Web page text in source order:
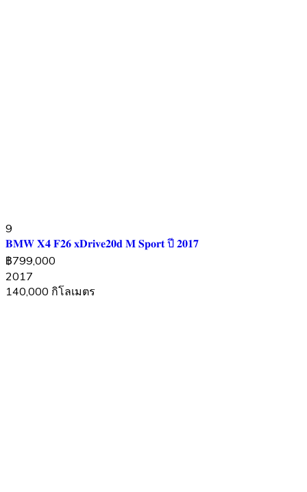
9
𝐁𝐌𝐖 𝐗𝟒 𝐅𝟐𝟔 𝐱𝐃𝐫𝐢𝐯𝐞𝟐𝟎𝐝 𝐌 𝐒𝐩𝐨𝐫𝐭 ปี 𝟐𝟎𝟏𝟕
฿799,000
2017
140,000 กิโลเมตร